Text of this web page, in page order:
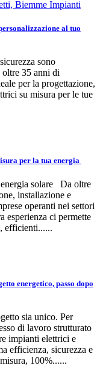
al tuo
sono
35 anni di
per la progettazione,
su misura per le tue
per la tua energia
solare Da oltre
installazione e
operanti nei settori
ci permette
efficienti......
energetico, passo dopo
sia unico. Per
di lavoro strutturato
impianti elettrici e
efficienza, sicurezza e
100%......